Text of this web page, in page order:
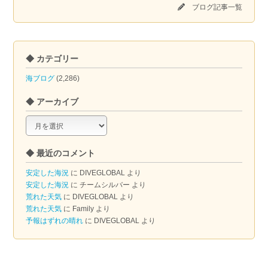
ブログ記事一覧
◆ カテゴリー
海ブログ (2,286)
◆ アーカイブ
ア
カ
イ
ブ
◆ 最近のコメント
安定した海況 に DIVEGLOBAL より
安定した海況 にチームシルバー より
荒れた天気 に DIVEGLOBAL より
荒れた天気 に Family より
予報はずれの晴れ に DIVEGLOBAL より